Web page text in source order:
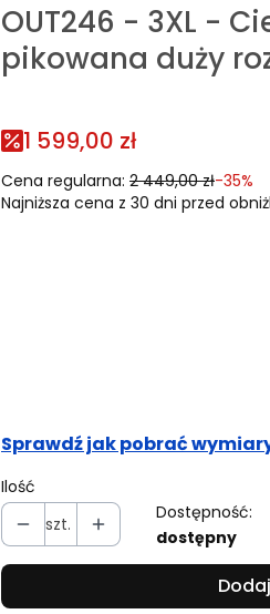
OUT246 - 3XL -
pikowana duży
1 599,00 zł
Cena regularna: 2 449,00 zł-35%
Najniższa cena z 30 dni przed
Sprawdź jak pobrać
Ilość
szt.
Dostępność:
dostępny